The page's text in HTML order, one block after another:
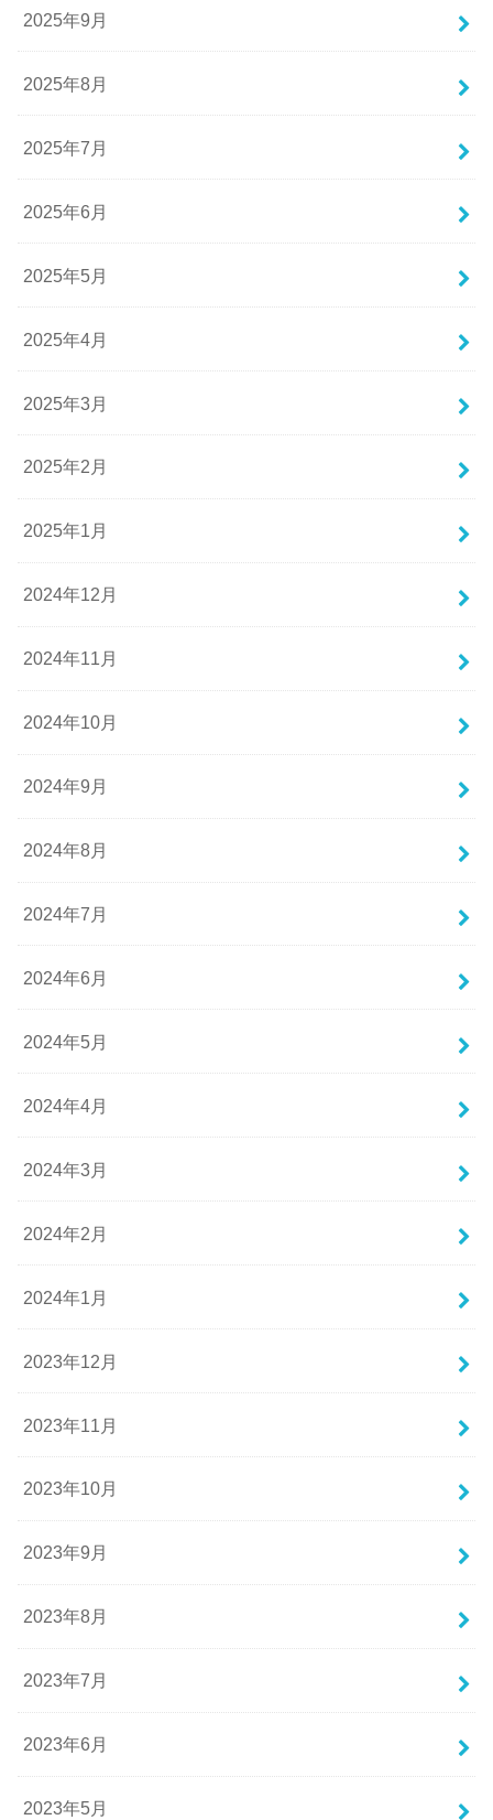
2025年9月
2025年8月
2025年7月
2025年6月
2025年5月
2025年4月
2025年3月
2025年2月
2025年1月
2024年12月
2024年11月
2024年10月
2024年9月
2024年8月
2024年7月
2024年6月
2024年5月
2024年4月
2024年3月
2024年2月
2024年1月
2023年12月
2023年11月
2023年10月
2023年9月
2023年8月
2023年7月
2023年6月
2023年5月